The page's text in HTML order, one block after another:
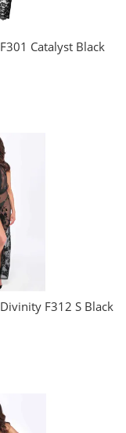
Catalyst Black
F312 S Black